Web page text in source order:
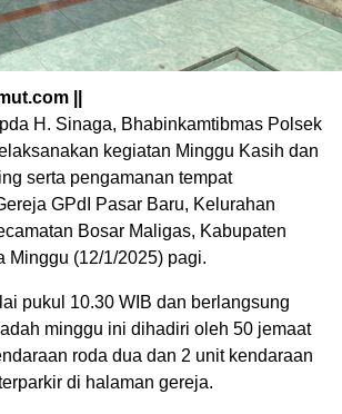
||
H. Sinaga, Bhabinkamtibmas Polsek
kegiatan Minggu Kasih dan
serta pengamanan tempat
GPdI Pasar Baru, Kelurahan
Bosar Maligas, Kabupaten
Minggu (12/1/2025) pagi.
pukul 10.30 WIB dan berlangsung
minggu ini dihadiri oleh 50 jemaat
roda dua dan 2 unit kendaraan
di halaman gereja.